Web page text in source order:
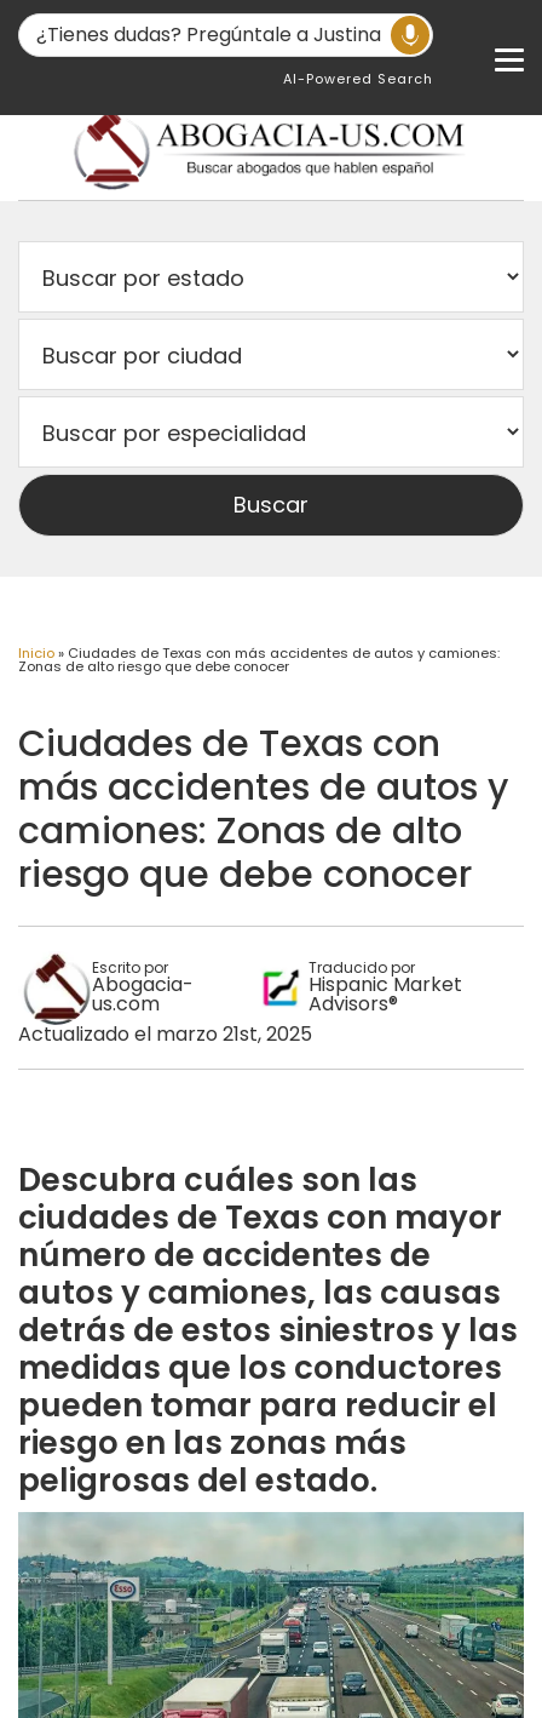
AI-Powered Search
Inicio» Ciudades de Texas con más accidentes de autos y camiones:
Zonas de alto riesgo que debe conocer
Ciudades de Texas con
más accidentes de autos y
camiones: Zonas de alto
riesgo que debe conocer
Escrito por
Abogacia-
us.com
Traducido por
Hispanic Market
Advisors®
Actualizado el marzo 21st, 2025
Descubra cuáles son las
ciudades de Texas con mayor
número de accidentes de
autos y camiones, las causas
detrás de estos siniestros y las
medidas que los conductores
pueden tomar para reducir el
riesgo en las zonas más
peligrosas del estado.